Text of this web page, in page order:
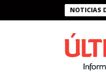
NOTICIAS
Presidente Bukele